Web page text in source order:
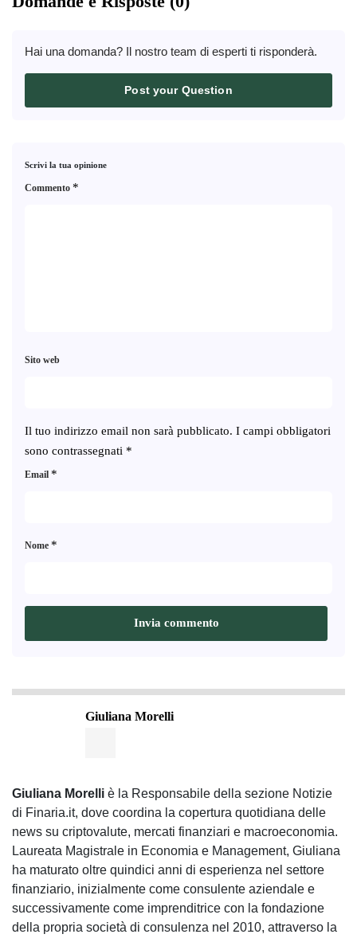
Hai una domanda? Il nostro team di esperti ti risponderà.
Post your Question
Scrivi la tua opinione
Il tuo indirizzo email non sarà pubblicato. I campi obbligatori
sono contrassegnati *
Commento *
Nome *
Email *
Sito web
Giuliana Morelli
Giuliana Morelli è la Responsabile della sezione Notizie
di Finaria.it, dove coordina la copertura quotidiana delle
news su criptovalute, mercati finanziari e macroeconomia.
Laureata Magistrale in Economia e Management, Giuliana
ha maturato oltre quindici anni di esperienza nel settore
finanziario, inizialmente come consulente aziendale e
successivamente come imprenditrice con la fondazione
della propria società di consulenza nel 2010, attraverso la